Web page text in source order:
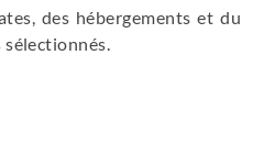
maison d'hôtes
23 km
des hébergements et du